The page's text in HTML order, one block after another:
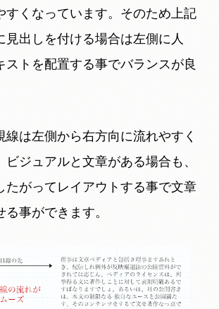
すくなっています。そのため上記
見出しを付ける場合は左側に人
ストを配置する事でバランスが良
線は左側から右方向に流れやすく
ビジュアルと文章がある場合も、
たがってレイアウトする事で文章
事ができます。